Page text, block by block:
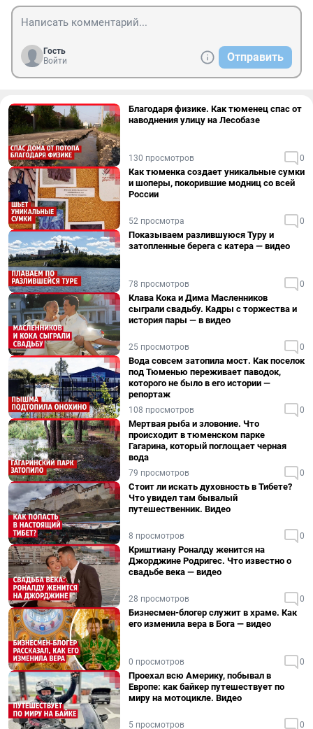
Гость
Войти
Отправить
Благодаря физике. Как тюменец спас от
наводнения улицу на Лесобазе
130 просмотров 0
Как тюменка создает уникальные сумки
и шоперы, покорившие модниц со всей
России
52 просмотра 0
Показываем разлившуюся Туру и
затопленные берега с катера — видео
78 просмотров 0
Клава Кока и Дима Масленников
сыграли свадьбу. Кадры с торжества и
история пары — в видео
25 просмотров 0
Вода совсем затопила мост. Как поселок
под Тюменью переживает паводок,
которого не было в его истории —
репортаж
108 просмотров 0
Мертвая рыба и зловоние. Что
происходит в тюменском парке
Гагарина, который поглощает черная
вода
79 просмотров 0
Стоит ли искать духовность в Тибете?
Что увидел там бывалый
путешественник. Видео
8 просмотров 0
Криштиану Роналду женится на
Джорджине Родригес. Что известно о
свадьбе века — видео
28 просмотров 0
Бизнесмен-блогер служит в храме. Как
его изменила вера в Бога — видео
0 просмотров 0
Проехал всю Америку, побывал в
Европе: как байкер путешествует по
миру на мотоцикле. Видео
5 просмотров 0